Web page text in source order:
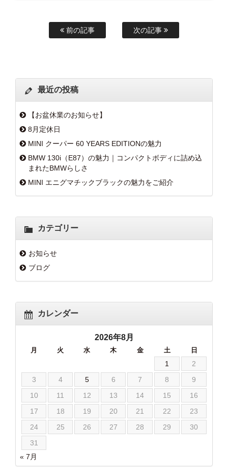
前の記事 次の記事
最近の投稿
【お盆休業のお知らせ】
8月定休日
MINI クーパー 60 YEARS EDITIONの魅力
BMW 130i（E87）の魅力｜コンパクトボディに詰め込
まれたBMWらしさ
MINI エニグマチックブラックの魅力をご紹介
カテゴリー
お知らせ
ブログ
カレンダー
2026年8月
月 火 水 木 金 土 日
1
2
3
4 5 6 7 8
9
10
11 12 13 14 15
16
17
18 19 20 21 22
23
24
25 26 27 28 29
30
31
« 7月